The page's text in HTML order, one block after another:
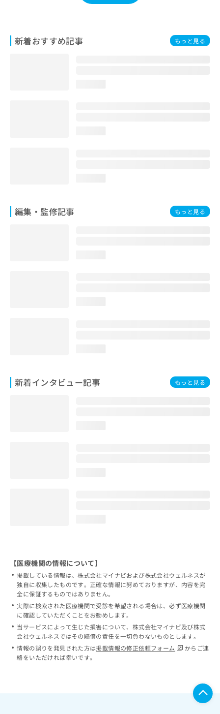
新着おすすめ記事 もっと見る
編集・監修記事 もっと見る
新着インタビュー記事 もっと見る
合
わ
【医療機関の情報について】
掲載している情報は、株式会社マイナビおよび株式会社ウェルネスが
独自に収集したものです。正確な情報に努めておりますが、内容を完
全に保証するものではありません。
実際に検索された医療機関で受診を希望される場合は、必ず医療機関
に確認していただくことをお勧めします。
当サービスによって生じた損害について、株式会社マイナビ及び株式
会社ウェルネスではその賠償の責任を一切負わないものとします。
情報の誤りを発見された方は掲載情報の修正依頼フォーム
からご連
絡をいただければ幸いです。